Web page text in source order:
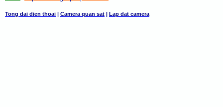
Tong dai dien thoai | Camera quan sat | Lap dat camera